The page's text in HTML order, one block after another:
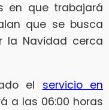
en que trabajará
que se busca
la Navidad cerca
el servicio en
a las 06:00 horas